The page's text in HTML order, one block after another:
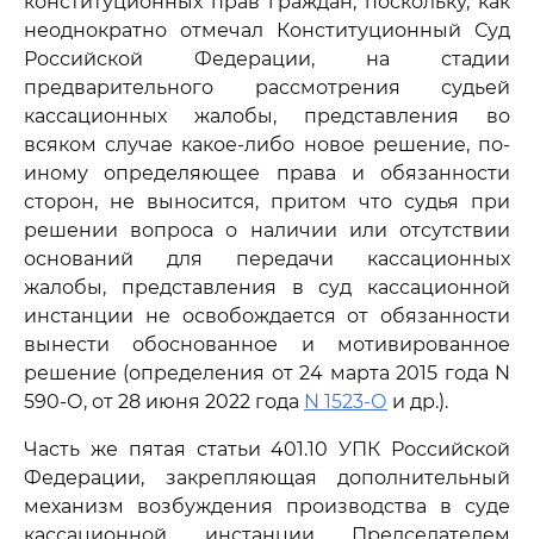
неоднократно отмечал Конституционный Суд
Российской Федерации, на стадии
предварительного рассмотрения судьей
кассационных жалобы, представления во
всяком случае какое-либо новое решение, по-
иному определяющее права и обязанности
сторон, не выносится, притом что судья при
решении вопроса о наличии или отсутствии
оснований для передачи кассационных
жалобы, представления в суд кассационной
инстанции не освобождается от обязанности
вынести обоснованное и мотивированное
решение (определения от 24 марта 2015 года N
590-О, от 28 июня 2022 года N 1523-О и др.).
Часть же пятая статьи 401.10 УПК Российской
Федерации, закрепляющая дополнительный
механизм возбуждения производства в суде